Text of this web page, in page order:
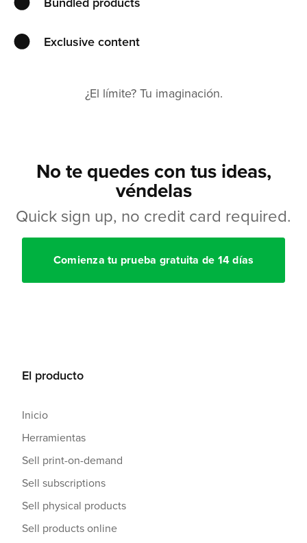
Exclusive content
¿El límite? Tu imaginación.
No te quedes con tus ideas,
véndelas
Quick sign up, no credit card required.
Comienza tu prueba gratuita de 14 días
El producto
Inicio
Herramientas
Sell print-on-demand
Sell subscriptions
Sell physical products
Sell products online